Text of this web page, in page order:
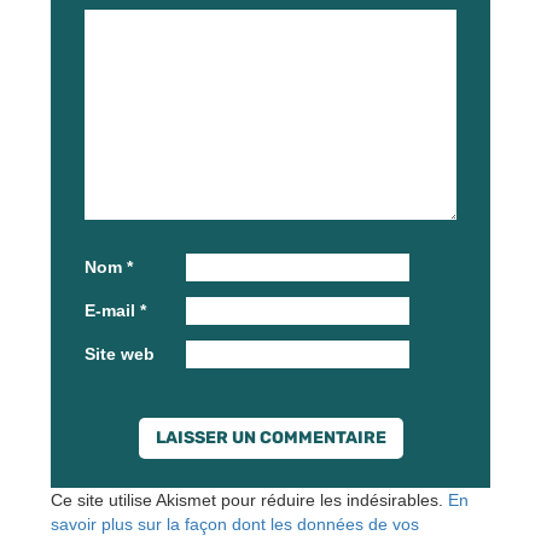
Nom *
E-mail *
Site web
Ce site utilise Akismet pour réduire les indésirables. En
savoir plus sur la façon dont les données de vos